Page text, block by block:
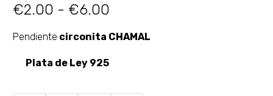
€2.00 - €6.00
Pendiente circonita CHAMAL
Plata de Ley 925